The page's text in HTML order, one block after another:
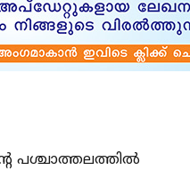
പശ്ചാത്തലത്തില്‍